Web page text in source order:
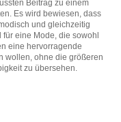
Beitrag zu einem
Es wird bewiesen, dass
und gleichzeitig
eine Mode, die sowohl
eine hervorragende
wollen, ohne die größeren
zu übersehen.